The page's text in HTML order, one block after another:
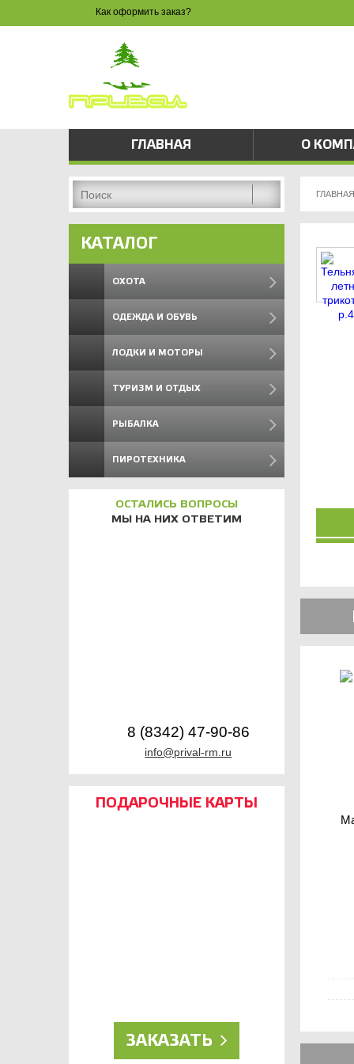
Как оформить заказ?
ГЛАВНАЯ О
КАТАЛОГ
ОХОТА
ОДЕЖДА И ОБУВЬ
ЛОДКИ И МОТОРЫ
ТУРИЗМ И ОТДЫХ
РЫБАЛКА
ПИРОТЕХНИКА
ОСТАЛИСЬ ВОПРОСЫ
МЫ НА НИХ ОТВЕТИМ
8 (8342) 47-90-86
info@prival-rm.ru
ПОДАРОЧНЫЕ КАРТЫ
ЗАКАЗАТЬ
ГЛАВНАЯ